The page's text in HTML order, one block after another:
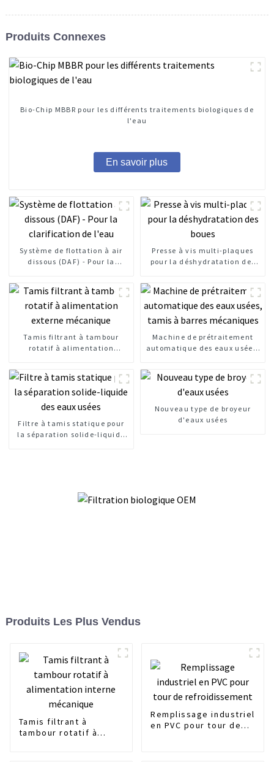
Produits Connexes
Bio-Chip MBBR pour les différents traitements biologiques de
l'eau
En savoir plus
Système de flottation à air
dissous (DAF) - Pour la
Presse à vis multi-plaques
pour la déshydratation des
Tamis filtrant à tambour
rotatif à alimentation
Machine de prétraitement
automatique des eaux usées,
Filtre à tamis statique pour
la séparation solide-liquide
Nouveau type de broyeur
d'eaux usées
Produits Les Plus Vendus
Tamis filtrant à
tambour rotatif à
Remplissage industriel
en PVC pour tour de